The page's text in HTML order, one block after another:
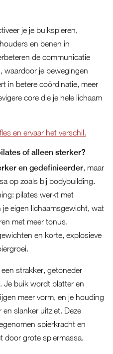
je je buikspieren,
en benen in
de communicatie
waardoor je bewegingen
in betere coördinatie, meer
core die je hele lichaam
en ervaar het verschil.
of alleen sterker?
en gedefinieerder, maar
op zoals bij bodybuilding.
pilates werkt met
eigen lichaamsgewicht, wat
met meer tonus.
en korte, explosieve
strakker, getoneder
Je buik wordt platter en
meer vorm, en je houding
slanker uitziet. Deze
spierkracht en
door grote spiermassa.